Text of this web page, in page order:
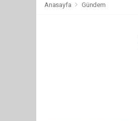
Anasayfa Gündem